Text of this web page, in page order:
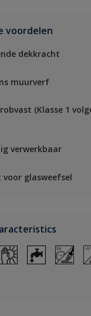
voordelen
dekkracht
muurverf
(Klasse 1
verwerkbaar
voor glasweefsel